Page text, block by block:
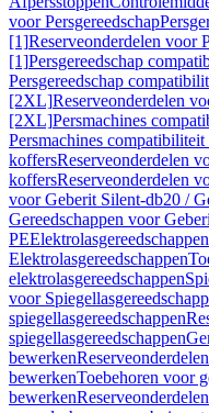
voor Persgereedschap
[1]Reserveonderdelen voor
[1]Persgereedschap
Persgereedschap
[2XL]Reserveonderdelen
[2XL]Persmachines
Persmachines
koffersReserveonderdelen
koffersReserveonderdelen
voor Geberit Silent-db20 /
Gereedschappen voor
PEElektrolasgereedschappen
Elektrolasgereedschappen
elektrolasgereedschappen
voor
spiegellasgereedschappen
spiegellasgereedschappen
bewerken
bewerkenToebehoren voor
bewerken